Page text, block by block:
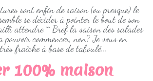
sont enfin de saison (ou presque) le
se décider à pointer le bout de son
attendre ^^ Bref la saison des salades
pouvoir commencer, non? Je vous en
fraîche à base de taboulé...
100% maison